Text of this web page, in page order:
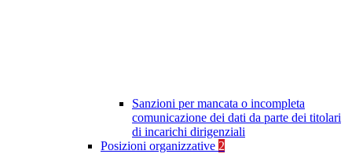
Sanzioni per mancata o incompleta
comunicazione dei dati da parte dei titolari
di incarichi dirigenziali
Posizioni organizzative 2